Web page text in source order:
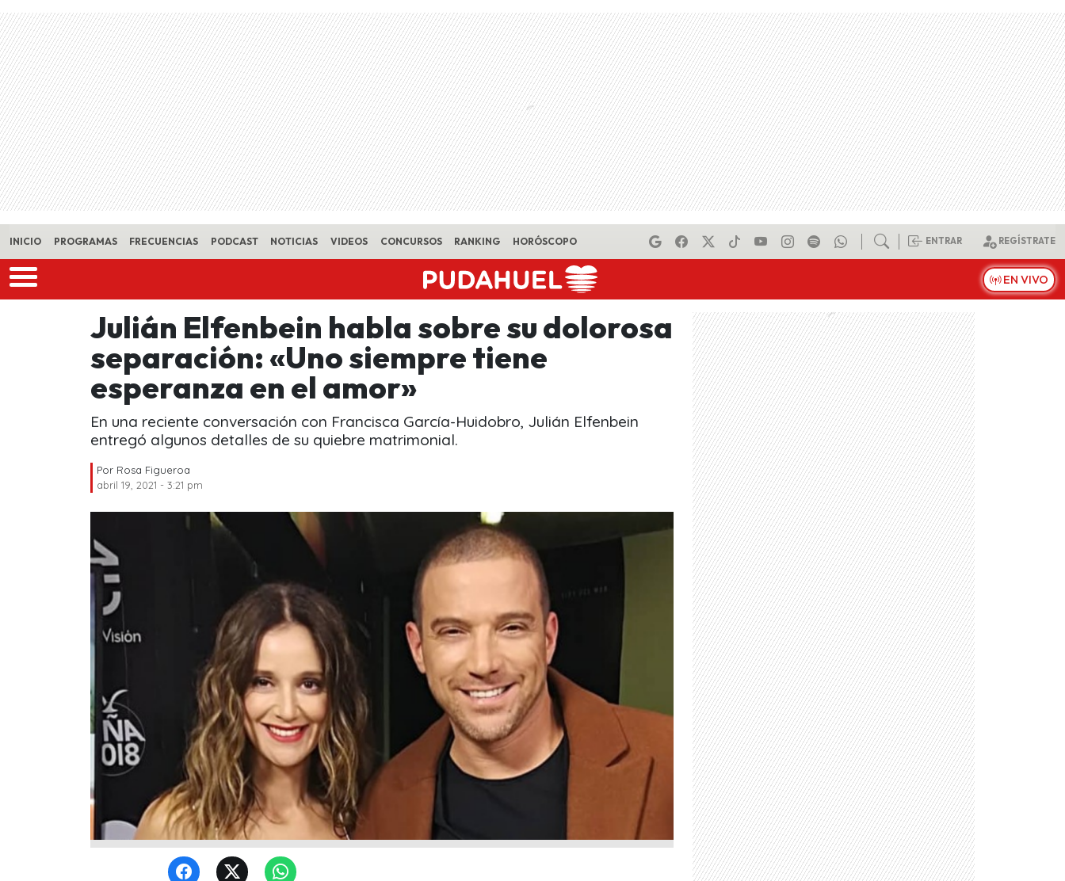
Skip to main content
INICIO PROGRAMAS FRECUENCIAS PODCAST NOTICIAS VIDEOS CONCURSOS RANKING HORÓSCOPO ENTRAR REGÍSTRATE
EN VIVO
Julián Elfenbein habla sobre su dolorosa
separación: «Uno siempre tiene
esperanza en el amor»
En una reciente conversación con Francisca García-Huidobro, Julián Elfenbein
entregó algunos detalles de su quiebre matrimonial.
Por Rosa Figueroa
abril 19, 2021 - 3:21 pm